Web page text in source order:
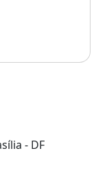
- DF